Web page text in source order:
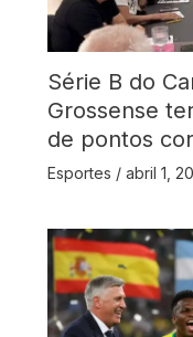
Série B do
Grossense
de pontos
Esportes / abril 1,